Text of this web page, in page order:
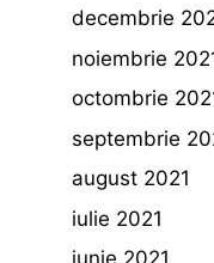
decembrie
noiembrie
octombrie
septembrie
august 2021
iulie 2021